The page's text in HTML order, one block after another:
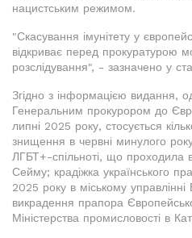
нацистським режимом.
"Скасування імунітету у
відкриває перед прокуратурою
розслідування", - зазначено у
Згідно з інформацією видання,
Генеральним прокурором до
липні 2025 року, стосується
знищення в червні минулого
ЛГБТ+-спільноті, що проходила
Сейму; крадіжка українського
2025 року в міському управлінні
викрадення прапора
Міністерства промисловості в